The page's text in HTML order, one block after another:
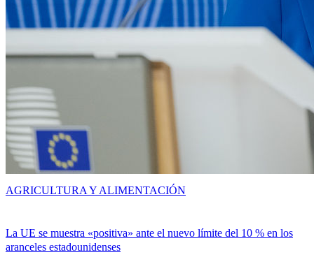
La UE se muestra «positiva» ante el nuevo límite del 10 % en los
aranceles estadounidenses
AGRICULTURA Y ALIMENTACIÓN